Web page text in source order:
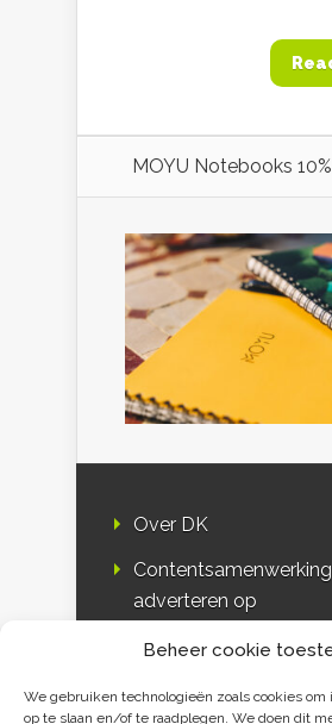
Beheer cookie
We gebruiken technologieën zoals cookies om
op te slaan en/of te raadplegen. We doen dit
MOYU Notebooks
Over DK
adverteren op